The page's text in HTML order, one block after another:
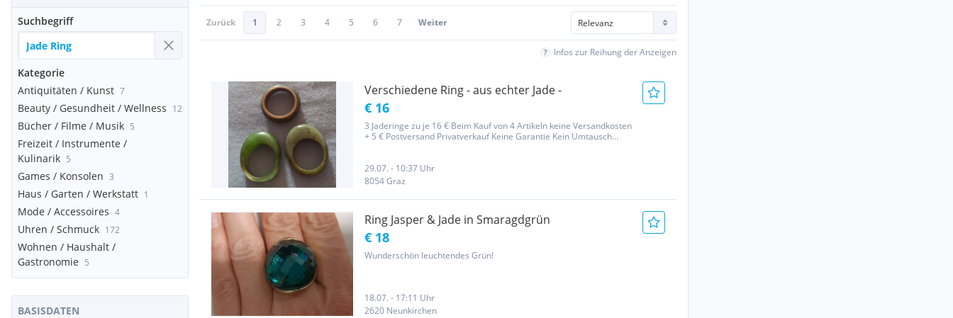
Suchbegriff
Kategorie
Antiquitäten / Kunst 7
Beauty / Gesundheit / Wellness 12
Bücher / Filme / Musik 5
Freizeit / Instrumente /
Kulinarik 5
Games / Konsolen 3
Haus / Garten / Werkstatt 1
Mode / Accessoires 4
Uhren / Schmuck 172
Wohnen / Haushalt /
Gastronomie 5
BASISDATEN
Zurück 1 2 3 4 5 6 7 Weiter
Infos zur Reihung der Anzeigen
Verschiedene Ring - aus echter Jade -
€ 16
3 Jaderinge zu je 16 € Beim Kauf von 4 Artikeln keine Versandkosten
+ 5 € Postversand Privatverkauf Keine Garantie Kein Umtausch
29.07. - 10:37 Uhr
8054 Graz
Ring Jasper & Jade in Smaragdgrün
€ 18
Wunderschön leuchtendes Grün!
18.07. - 17:11 Uhr
2620 Neunkirchen